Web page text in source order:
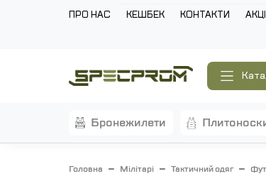
ПРО НАС КЕШБЕК КОНТАКТИ
бронежилети
Головна Мілітарі Тактичний одяг